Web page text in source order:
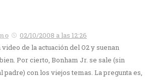
02/10/2008 a las 12:26
de la actuación del O2 y suenan
Por cierto, Bonham Jr. se sale (sin
padre) con los viejos temas. La pregunta es,